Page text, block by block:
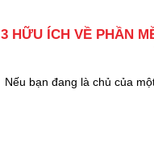
3 HỮU ÍCH VỀ PHẦN
Nếu bạn đang là chủ của